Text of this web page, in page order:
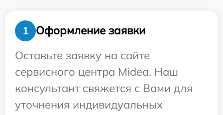
1
Оформление заявки
Оставьте заявку на сайте
сервисного центра Midea. Наш
консультант свяжется с Вами для
уточнения индивидуальных